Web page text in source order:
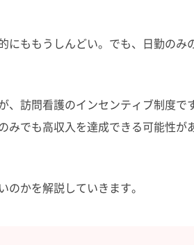
にももうしんどい。でも、日勤のみ
訪問看護のインセンティブ制度で
でも高収入を達成できる可能性が
かを解説していきます。